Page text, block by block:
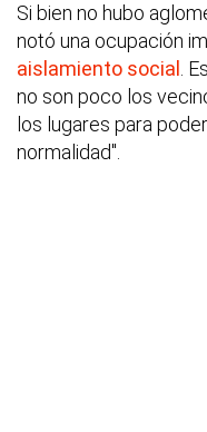
Si bien no hubo
notó una ocupación
aislamiento social .
no son poco los
los lugares para
normalidad".